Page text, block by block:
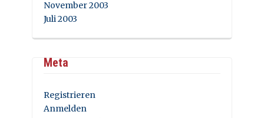
November 2003
Juli 2003
Meta
Registrieren
Anmelden